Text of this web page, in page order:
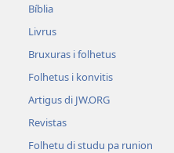
Bíblia
Livrus
Bruxuras i folhetus
Folhetus i konvitis
Artigus di JW.ORG
Revistas
Folhetu di studu pa runion